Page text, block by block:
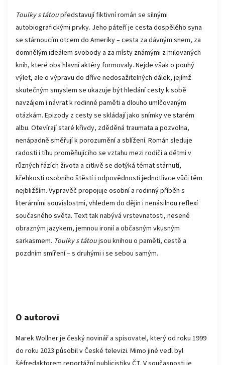
Toulky s tátoupředstavují fiktivní román se silnými
autobiografickými prvky. Jeho páteří je cesta dospělého syna
se stárnoucím otcem do Ameriky – cesta za dávným snem, za
domnělým ideálem svobody a za místy známými z milovaných
knih, které oba hlavní aktéry formovaly. Nejde však o pouhý
výlet, ale o výpravu do dříve nedosažitelných dálek, jejímž
skutečným smyslem se ukazuje být hledání cesty k sobě
navzájem i návrat k rodinné paměti a dlouho umlčovaným
otázkám. Epizody z cesty se skládají jako snímky ve starém
albu. Otevírají staré křivdy, zděděná traumata a pozvolna,
nenápadně směřují k porozumění a sblížení. Román sleduje
radosti i tíhu proměňujícího se vztahu mezi rodiči a dětmi v
různých fázích života a citlivě se dotýká témat stárnutí,
křehkosti osobního štěstí i odpovědnosti jednotlivce vůči těm
nejbližším. Vypravěč propojuje osobní a rodinný příběh s
literárními souvislostmi, vhledem do dějin i nenásilnou reflexí
současného světa. Text tak nabývá vrstevnatosti, nesené
obrazným jazykem, jemnou ironií a občasným vkusným
sarkasmem. Toulky s tátoujsou knihou o paměti, cestě a
pozdním smíření – s druhými i se sebou samým.
O autorovi
Marek Wollner je český novinář a spisovatel, který od roku 1999
do roku 2023 působil v České televizi. Mimo jiné vedl byl